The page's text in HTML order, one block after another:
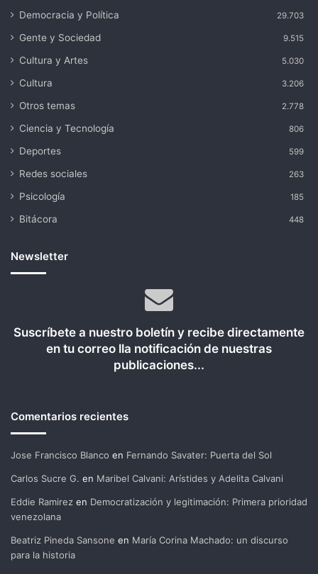
Democracia y Política 29.703
Gente y Sociedad 9.515
Cultura y Artes 5.030
Cultura 3.206
Otros temas 2.778
Ciencia y Tecnología 806
Deportes 599
Redes sociales 263
Psicología 185
Bitácora 448
Newsletter
Suscríbete a nuestro boletín y recibe directamente
en tu correo lla notificación de nuestras
publicaciones...
Comentarios recientes
Jose Francisco Blanco en Fernando Savater: Puerta del Sol
Carlos Sucre G. en Maribel Calvani: Arístides y Adelita Calvani
Eddie Ramirez en Democratización y legitimación: Primera prioridad
venezolana
Beatriz Pineda Sansone en María Corina Machado: un discurso
para la historia